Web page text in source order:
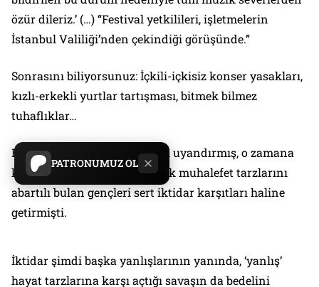
PATRONUMUZ OL
özür dileriz.’ (…) “Festival yetkilileri, işletmelerin
İstanbul Valiliği’nden çekindiği görüşünde.”
Sonrasını biliyorsunuz: İçkili-içkisiz konser yasakları,
kızlı-erkekli yurtlar tartışması, bitmek bilmez
tuhaflıklar…
Erdoğan böylece uyuyan devi uyandırmış, o zamana
kadar anne babalarının öforik muhalefet tarzlarını
abartılı bulan gençleri sert iktidar karşıtları haline
getirmişti.
İktidar şimdi başka yanlışlarının yanında, ‘yanlış’
hayat tarzlarına karşı açtığı savaşın da bedelini